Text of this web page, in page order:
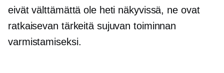
eivät välttämättä ole heti näkyvissä, ne ovat
ratkaisevan tärkeitä sujuvan toiminnan
varmistamiseksi.